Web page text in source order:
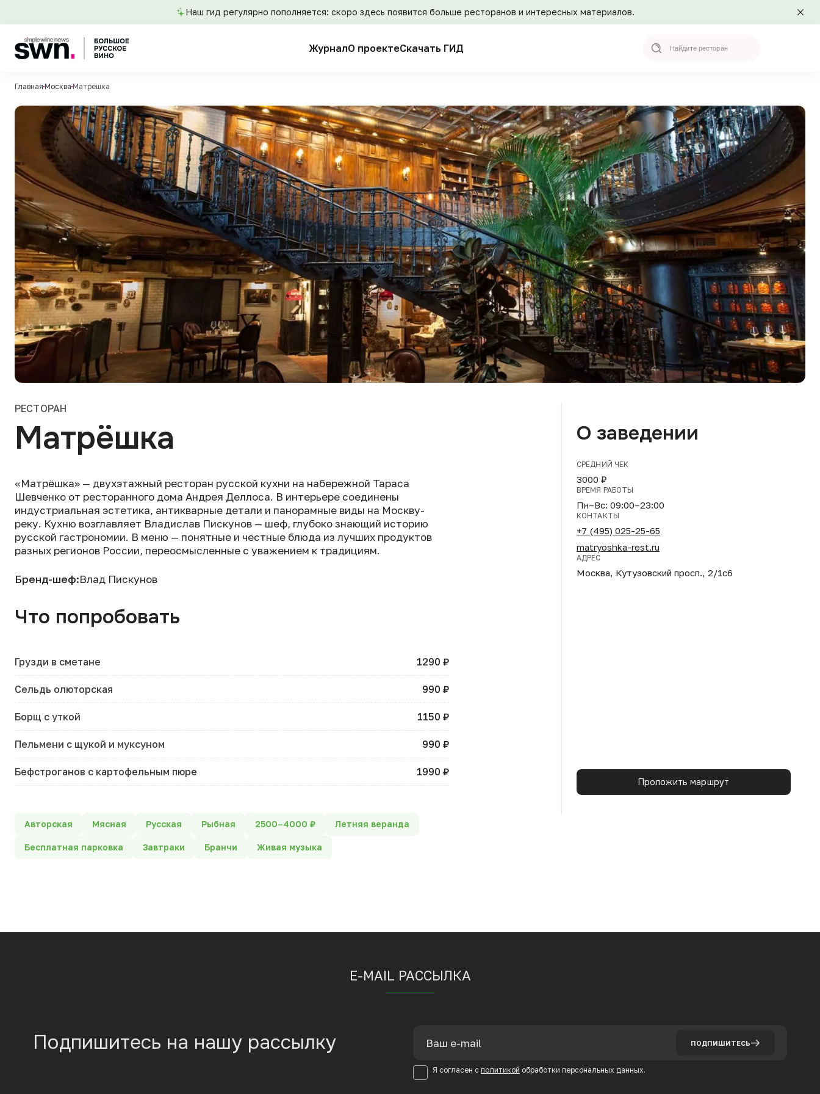
Наш гид регулярно пополняется: скоро здесь появится больше ресторанов и интересных материалов.
ЖурналО проектеСкачать ГИД
for:
Главная Москва Матрёшка
РЕСТОРАН
Матрёшка
«Матрёшка» — двухэтажный ресторан русской кухни на набережной Тараса
Шевченко от ресторанного дома Андрея Деллоса. В интерьере соединены
индустриальная эстетика, антикварные детали и панорамные виды на Москву-
реку. Кухню возглавляет Владислав Пискунов — шеф, глубоко знающий историю
русской гастрономии. В меню — понятные и честные блюда из лучших продуктов
разных регионов России, переосмысленные с уважением к традициям.
Бренд-шеф:Влад Пискунов
Что попробовать
Грузди в сметане 1290 ₽
Сельдь олюторская 990 ₽
Борщ с уткой 1150 ₽
Пельмени с щукой и муксуном 990 ₽
Бефстроганов с картофельным пюре 1990 ₽
Авторская Мясная Русская Рыбная 2500–4000 ₽ Летняя веранда
Бесплатная парковка Завтраки Бранчи Живая музыка
О заведении
СРЕДНИЙ ЧЕК
3000 ₽
ВРЕМЯ РАБОТЫ
Пн–Вс: 09:00–23:00
КОНТАКТЫ
+7 (495) 025-25-65
matryoshka-rest.ru
АДРЕС
Москва, Кутузовский просп., 2/1с6
Проложить маршрут
E-MAIL РАССЫЛКА
Подпишитесь на нашу рассылку ПОДПИШИТЕСЬ
Я согласен с политикой обработки персональных данных.